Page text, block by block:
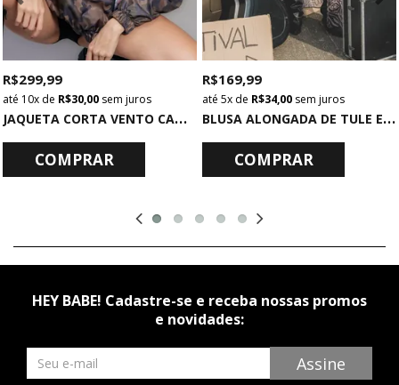
J
AQUETA CORTA VENTO CAMUFLADA
R$ 299,99
10x de R$ 30,00 sem juros
COMPRAR
B
LUSA ALONGADA DE TULE ESTAMPADO
R$ 169,99
5x de R$ 34,00 sem juros
COMPRAR
HEY BABE! Cadastre-se e receba nossas promos
e novidades:
Newsletter Assine